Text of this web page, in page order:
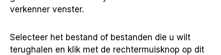
verkenner venster.
Selecteer het bestand of bestanden die u wilt
terughalen en klik met de rechtermuisknop op dit